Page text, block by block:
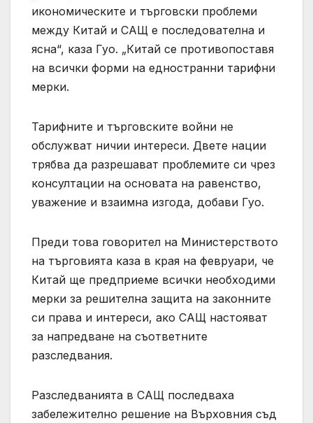
икономическите и търговски проблеми
между Китай и САЩ е последователна и
ясна“, каза Гуо. „Китай се противопоставя
на всички форми на едностранни тарифни
мерки.
Тарифните и търговските войни не
обслужват ничии интереси. Двете нации
трябва да разрешават проблемите си чрез
консултации на основата на равенство,
уважение и взаимна изгода, добави Гуо.
Преди това говорител на Министерството
на търговията каза в края на февруари, че
Китай ще предприеме всички необходими
мерки за решителна защита на законните
си права и интереси, ако САЩ настояват
за напредване на съответните
разследвания.
Разследванията в САЩ последваха
забележително решение на Върховния съд